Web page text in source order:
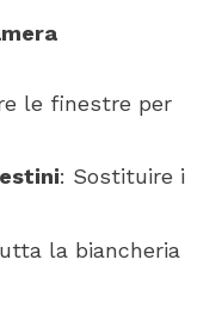
le finestre per
: Sostituire i
la biancheria